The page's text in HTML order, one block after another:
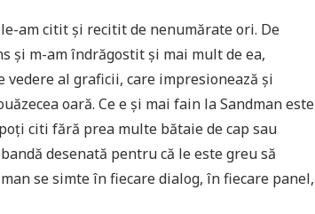
am citit și recitit de nenumărate ori. De
și m-am îndrăgostit și mai mult de ea,
al graficii, care impresionează și
oară. Ce e și mai fain la Sandman este
citi fără prea multe bătaie de cap sau
desenată pentru că le este greu să
se simte în fiecare dialog, în fiecare panel,